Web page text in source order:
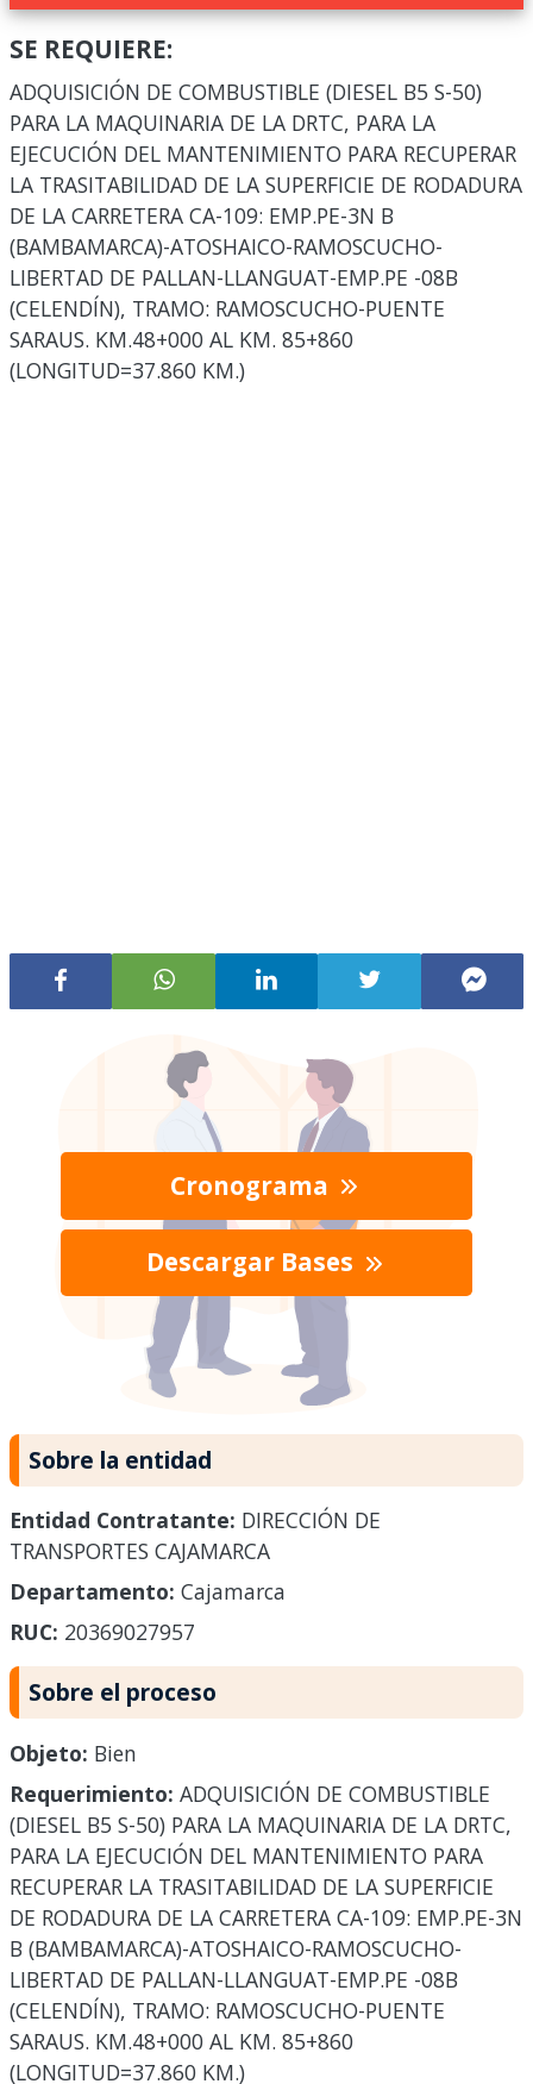
SE REQUIERE:
ADQUISICIÓN DE COMBUSTIBLE (DIESEL B5 S-50)
PARA LA MAQUINARIA DE LA DRTC, PARA LA
EJECUCIÓN DEL MANTENIMIENTO PARA RECUPERAR
LA TRASITABILIDAD DE LA SUPERFICIE DE RODADURA
DE LA CARRETERA CA-109: EMP.PE-3N B
(BAMBAMARCA)-ATOSHAICO-RAMOSCUCHO-
LIBERTAD DE PALLAN-LLANGUAT-EMP.PE -08B
(CELENDÍN), TRAMO: RAMOSCUCHO-PUENTE
SARAUS. KM.48+000 AL KM. 85+860
(LONGITUD=37.860 KM.)
Cronograma
Descargar Bases
Sobre la entidad
Entidad Contratante: DIRECCIÓN DE
TRANSPORTES CAJAMARCA
Departamento: Cajamarca
RUC: 20369027957
Sobre el proceso
Objeto: Bien
Requerimiento: ADQUISICIÓN DE COMBUSTIBLE
(DIESEL B5 S-50) PARA LA MAQUINARIA DE LA DRTC,
PARA LA EJECUCIÓN DEL MANTENIMIENTO PARA
RECUPERAR LA TRASITABILIDAD DE LA SUPERFICIE
DE RODADURA DE LA CARRETERA CA-109: EMP.PE-3N
B (BAMBAMARCA)-ATOSHAICO-RAMOSCUCHO-
LIBERTAD DE PALLAN-LLANGUAT-EMP.PE -08B
(CELENDÍN), TRAMO: RAMOSCUCHO-PUENTE
SARAUS. KM.48+000 AL KM. 85+860
(LONGITUD=37.860 KM.)